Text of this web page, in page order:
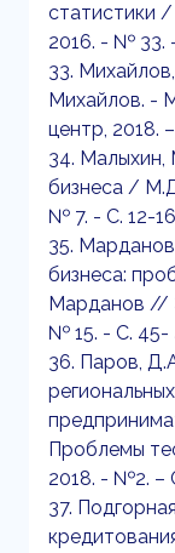
статистики
2016. - № 33.
33.
Михайлов. -
центр, 2018.
34. Малыхин,
бизнеса /
№ 7. - С. 12-
35.
бизнеса:
Марданов //
№ 15. - С. 45-
36. Паров,
Проблемы
2018. - №2. –
37.